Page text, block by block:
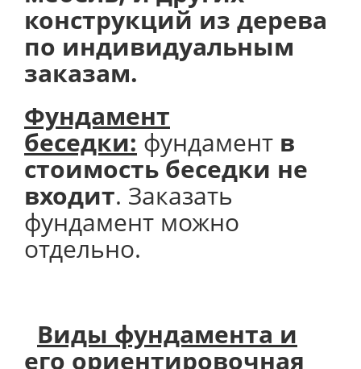
конструкций из дерева
по индивидуальным
заказам.
Фундамент
беседки: фундамент в
стоимость беседки не
входит. Заказать
фундамент можно
отдельно.
Виды фундамента и
его ориентировочная